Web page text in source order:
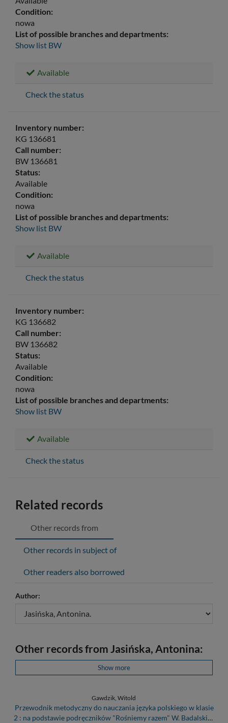
Condition:
nowa
List of possible branches and departments:
Show list BW
Available
Check the status
Inventory number:
KG 136681
Call number:
BW 136681
Status:
Available
Condition:
nowa
List of possible branches and departments:
Show list BW
Available
Check the status
Inventory number:
KG 136682
Call number:
BW 136682
Status:
Available
Condition:
nowa
List of possible branches and departments:
Show list BW
Available
Check the status
Related records
Other records from
Other records in subject of
Other readers also borrowed
Author:
Other records from Jasińska, Antonina:
Show more
Gawdzik, Witold
Przewodnik metodyczny do nauczania języka polskiego w klasie
2 : na podstawie podręczników "Rośniemy razem" W. Badalskiej,